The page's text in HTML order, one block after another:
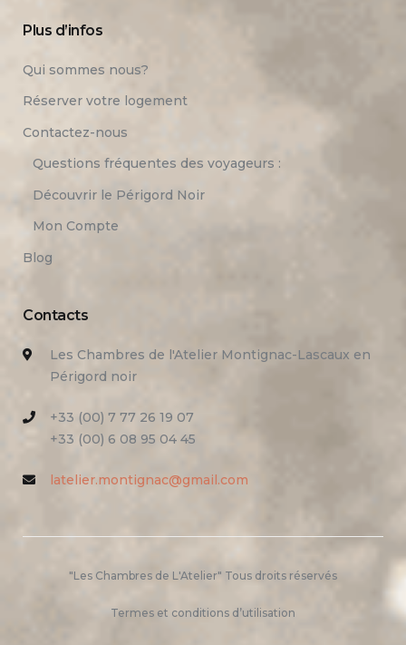
Plus d’infos
Qui sommes nous?
Réserver votre logement
Contactez-nous
Questions fréquentes des voyageurs :
Découvrir le Périgord Noir
Mon Compte
Blog
Contacts
Les Chambres de l'Atelier Montignac-Lascaux en
Périgord noir
+33 (00) 7 77 26 19 07
+33 (00) 6 08 95 04 45
latelier.montignac@gmail.com
"Les Chambres de L'Atelier" Tous droits réservés
Termes et conditions d’utilisation